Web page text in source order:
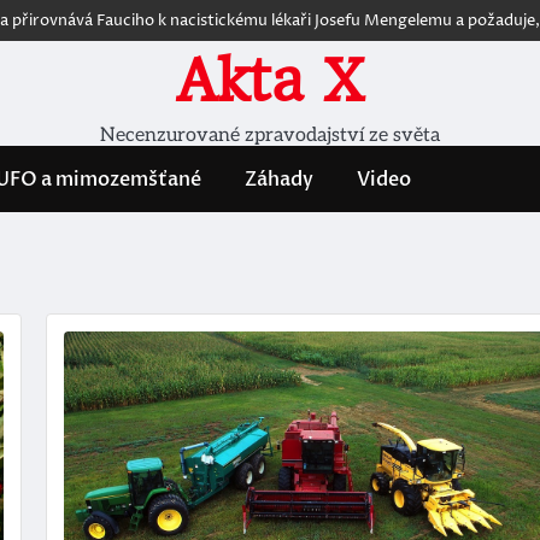
Fauciho k nacistickému lékaři Josefu Mengelemu a požaduje,
Akta X
Necenzurované zpravodajství ze světa
a mimozemšťané Záhady Video